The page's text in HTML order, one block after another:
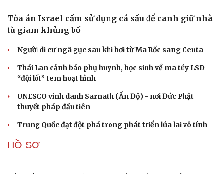
Tòa án Israel cấm sử dụng cá sấu để canh giữ nhà
tù giam khủng bố
Người di cư ngã gục sau khi bơi từ Ma Rốc sang Ceuta
Thái Lan cảnh báo phụ huynh, học sinh về ma túy LSD
“đội lốt” tem hoạt hình
UNESCO vinh danh Sarnath (Ấn Độ) - nơi Đức Phật
thuyết pháp đầu tiên
Trung Quốc đạt đột phá trong phát triển lúa lai vô tính
HỒ SƠ